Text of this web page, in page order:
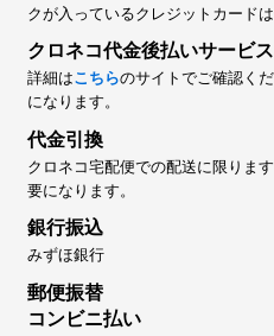
クが入っているクレジットカード
クロネコ代金後払いサービス
詳細はこちらのサイトでご確認く
になります。
代金引換
クロネコ宅配便での配送に限りま
要になります。
銀行振込
みずほ銀行
郵便振替
コンビニ払い